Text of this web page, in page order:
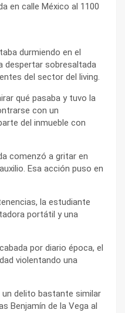
en calle México al 1100
durmiendo en el
despertar sobresaltada
del sector del living.
qué pasaba y tuvo la
con un
del inmueble con
comenzó a gritar en
Esa acción puso en
la estudiante
portátil y una
por diario época, el
violentando una
delito bastante similar
Benjamín de la Vega al